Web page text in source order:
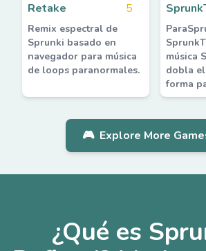
Retake
5
Remix espectral de
Sprunki basado en
navegador para música
de loops paranormales.
música
dobla
forma
🎮 Explore More
¿Qué es